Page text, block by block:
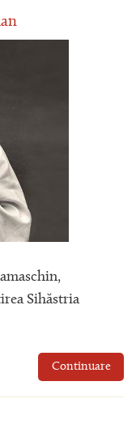
Sihăstria
Continuare